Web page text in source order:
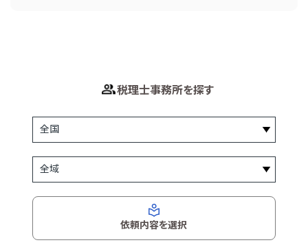
税理士事務所を探す
依頼内容を選択